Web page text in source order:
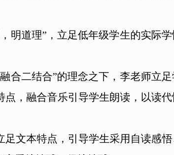
明道理”，立足低年级学生的实际
合二结合”的理念之下，李老师立
，融合音乐引导学生朗读，以读
文本特点，引导学生采用自读感